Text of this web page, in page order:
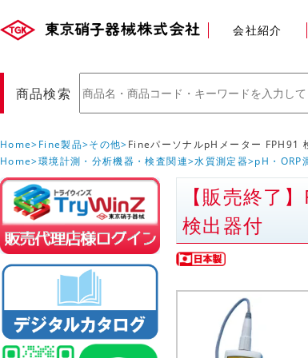
商品検索
会社紹介
Home Fine製品 その他 FineパーソナルpHメーター FPH91
Home 環境計測・分析機器・検査関連 水質測定器 pH・ORP
販売店様ログイン
(Myページ)
【販売終了
検出器付